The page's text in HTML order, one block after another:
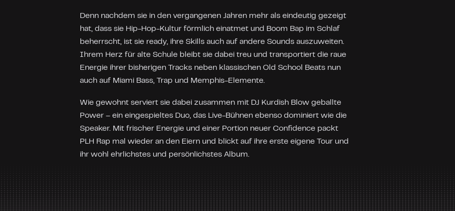
Denn nachdem sie in den vergangenen Jahren mehr als eindeutig gezeigt
hat, dass sie Hip-Hop-Kultur förmlich einatmet und Boom Bap im Schlaf
beherrscht, ist sie ready, ihre Skills auch auf andere Sounds auszuweiten.
Ihrem Herz für alte Schule bleibt sie dabei treu und transportiert die raue
Energie ihrer bisherigen Tracks neben klassischen Old School Beats nun
auch auf Miami Bass, Trap und Memphis-Elemente.
Wie gewohnt serviert sie dabei zusammen mit DJ Kurdish Blow geballte
Power – ein eingespieltes Duo, das Live-Bühnen ebenso dominiert wie die
Speaker. Mit frischer Energie und einer Portion neuer Confidence packt
PLH Rap mal wieder an den Eiern und blickt auf ihre erste eigene Tour und
ihr wohl ehrlichstes und persönlichstes Album.